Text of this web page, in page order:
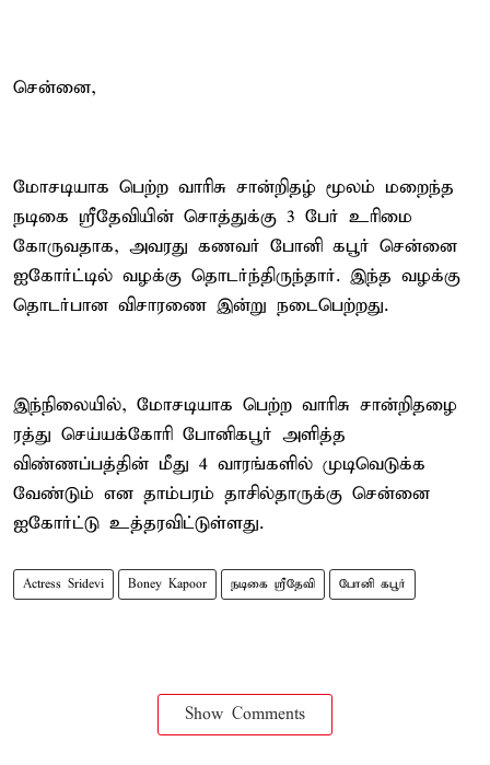
சென்னை,
மோசடியாக பெற்ற வாரிசு சான்றிதழ் மூலம் மறைந்த
நடிகை ஸ்ரீதேவியின் சொத்துக்கு 3 பேர் உரிமை
கோருவதாக, அவரது கணவர் போனி கபூர் சென்னை
ஐகோர்ட்டில் வழக்கு தொடர்ந்திருந்தார். இந்த வழக்கு
தொடர்பான விசாரணை இன்று நடைபெற்றது.
இந்நிலையில், மோசடியாக பெற்ற வாரிசு சான்றிதழை
ரத்து செய்யக்கோரி போனிகபூர் அளித்த
விண்ணப்பத்தின் மீது 4 வாரங்களில் முடிவெடுக்க
வேண்டும் என தாம்பரம் தாசில்தாருக்கு சென்னை
ஐகோர்ட்டு உத்தரவிட்டுள்ளது.
Actress Sridevi Boney Kapoor நடிகை ஸ்ரீதேவி போனி கபூர்
Show Comments